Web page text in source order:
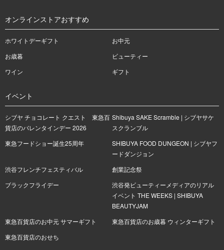
オンラインストアおすすめ
ホワイトデーギフト
お中元
お歳暮
ビューティー
ワイン
ギフト
イベント
シブヤ チョコレート クエスト 東急百
貨店のバレンタインデー 2026
Shibuya SAKE Scramble | シブヤサケ
スクランブル
東急フードショー誕生25周年
SHIBUYA FOOD DUNGEON | シブヤフ
ードダンジョン
渋谷フレンチフェスティバル
創業記念祭
ブラックフライデー
渋谷発ビューティーメディアのリアル
イベント THE WEEKS | SHIBUYA
BEAUTYJAM
東急百貨店のお中元 サマーギフト
東急百貨店のお歳暮 ウィンターギフト
東急百貨店のおせち